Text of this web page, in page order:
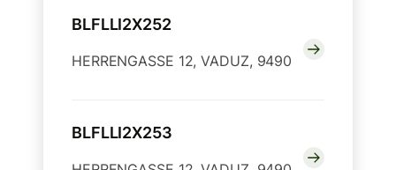
BLFLLI2X252
HERRENGASSE 12, VADUZ, 9490
BLFLLI2X253